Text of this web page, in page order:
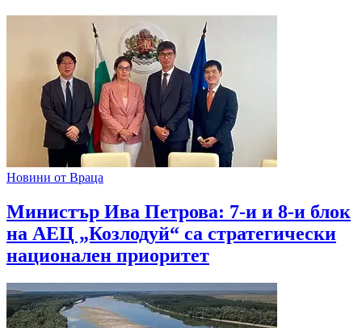
Новини от Враца
Министър Ива Петрова: 7-и и 8-и блок
на АЕЦ „Козлодуй“ са стратегически
национален приоритет